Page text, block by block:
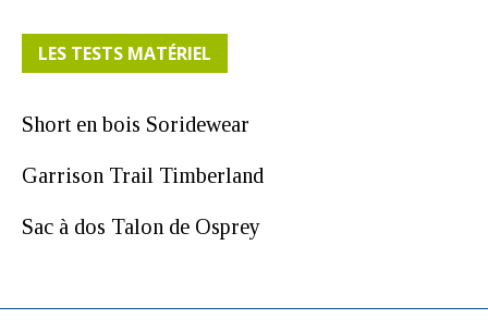
LES TESTS MATÉRIEL
Short en bois Soridewear
Garrison Trail Timberland
Sac à dos Talon de Osprey